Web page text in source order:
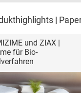
|
und ZIAX |
für Bio-